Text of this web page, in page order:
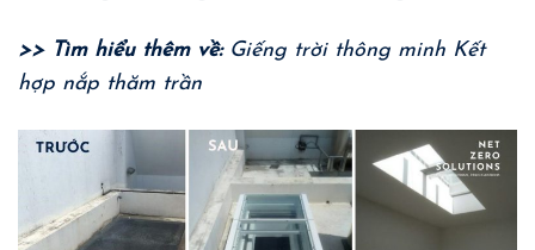
>> Tìm hiểu thêm về: Giếng trời thông minh Kết
hợp nắp thăm trần